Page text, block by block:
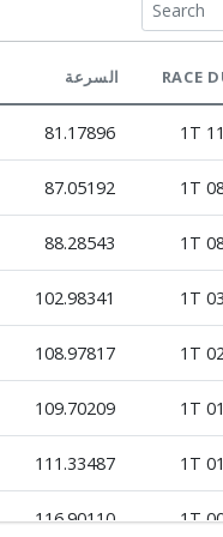
السرعة RACE
81.17896 1T
87.05192 1T
88.28543 1T
102.98341 1T
108.97817 1T
109.70209 1T
111.33487 1T
116.90110 1T